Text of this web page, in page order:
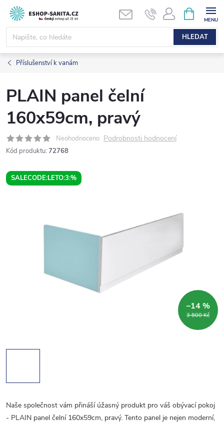
Přejít
obsah
HLEDAT
NÁKUPNÍ
KOŠÍK
Příslušenství k vanám
PLAIN panel čelní
160x59cm, pravý
Neohodnoceno Podrobnosti hodnocení
Kód produktu: 72768
SALECODE:LETO:3:%
3 800 Kč
–14 %
Naše společnost vám přináší úžasný produkt pro váš obývací pokoj
- PLAIN panel čelní 160x59cm, pravý. Tento panel je nejen moderní,